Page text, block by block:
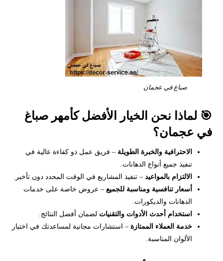
صباغ في عجمان
🎯 لماذا نحن الخيار الأفضل كأمهر صباغ
في عجمان؟
الاحترافية والخبرة الطويلة – فريق عمل ذو كفاءة عالية في
تنفيذ جميع أنواع الدهانات.
الالتزام بالمواعيد – تنفيذ المشاريع في الوقت المحدد دون تأخير.
أسعار تنافسية ومناسبة للجميع – عروض خاصة على خدمات
الدهانات والديكورات.
استخدام أحدث الأدوات والتقنيات لضمان أفضل النتائج.
خدمة العملاء الممتازة – استشارات مجانية لمساعدتك في اختيار
الألوان المناسبة.